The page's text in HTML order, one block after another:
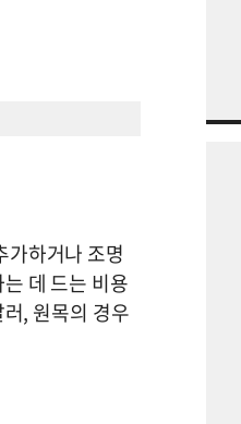
가하거나 조명
데 드는 비용
, 원목의 경우